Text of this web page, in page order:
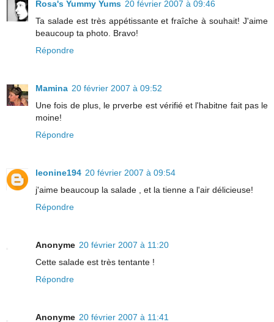
Rosa's Yummy Yums 20 février 2007 à 09:46
Ta salade est très appétissante et fraîche à souhait! J'aime
beaucoup ta photo. Bravo!
Répondre
Mamina 20 février 2007 à 09:52
Une fois de plus, le prverbe est vérifié et l'habitne fait pas le
moine!
Répondre
leonine194 20 février 2007 à 09:54
j'aime beaucoup la salade , et la tienne a l'air délicieuse!
Répondre
Anonyme 20 février 2007 à 11:20
Cette salade est très tentante !
Répondre
Anonyme 20 février 2007 à 11:41